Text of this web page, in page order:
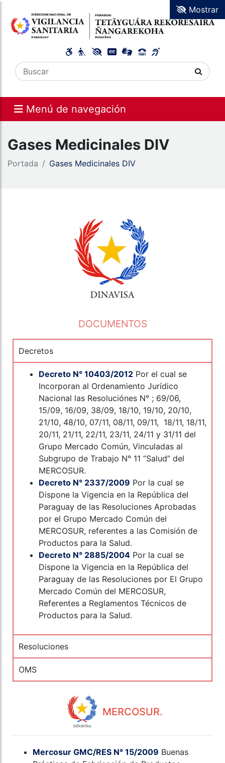
Menú de navegación
Mostrar
Gases Medicinales DIV
Portada Gases Medicinales DIV
DOCUMENTOS
Decretos
Decreto N° 10403/2012 Por el cual se
Incorporan al Ordenamiento Jurídico
Nacional las Resoluciónes N° ; 69/06,
15/09, 16/09, 38/09, 18/10, 19/10, 20/10,
21/10, 48/10, 07/11, 08/11, 09/11, 18/11, 18/11,
20/11, 21/11, 22/11, 23/11, 24/11 y 31/11 del
Grupo Mercado Común, Vinculadas al
Subgrupo de Trabajo N° 11 “Salud” del
MERCOSUR.
Decreto N° 2337/2009 Por la cual se
Dispone la Vigencia en la República del
Paraguay de las Resoluciones Aprobadas
por el Grupo Mercado Común del
MERCOSUR, referentes a las Comisión de
Productos para la Salud.
Decreto N° 2885/2004 Por la cual se
Dispone la Vigencia en la República del
Paraguay de las Resoluciones por El Grupo
Mercado Común del MERCOSUR,
Referentes a Reglamentos Técnicos de
Productos para la Salud.
Resoluciones
OMS
MERCOSUR.
Mercosur GMC/RES N° 15/2009 Buenas